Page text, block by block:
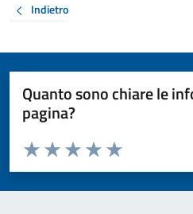
Indietro
Quanto sono chiare le
pagina?
Valuta da 1 a 5 stelle la pagina
Valuta 5 stelle
Valuta 4 stelle su 5
Valuta 3 stelle su 5
Valuta 2 stelle su 5
Valuta 1 stelle su 5